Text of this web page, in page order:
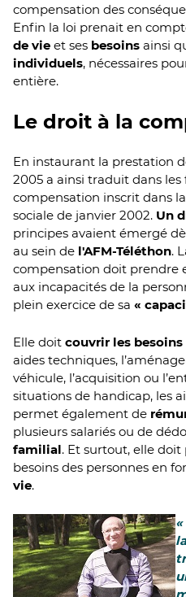
compensation des
Enfin la loi prenait en
de vie et ses besoins ainsi
individuels, nécessaires
entière.
Le droit à la
En instaurant la prestation
2005 a ainsi traduit dans les
compensation inscrit dans
sociale de janvier 2002. Un
principes avaient émergé
au sein de l'AFM-Téléthon.
compensation doit prendre
aux incapacités de la
plein exercice de sa «
Elle doit couvrir les besoins
aides techniques,
véhicule, l’acquisition ou
situations de handicap, les
permet également de
plusieurs salariés ou de
familial. Et surtout, elle
besoins des personnes en
vie.